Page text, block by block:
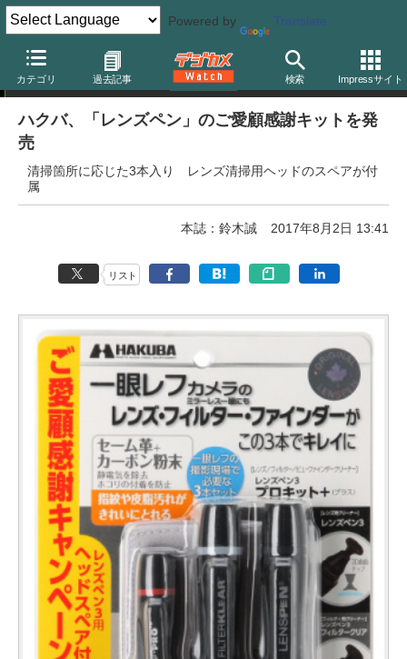
Powered by Translate
カテゴリ 過去記事 検索 Impressサイト
ニュース
ハクバ、「レンズペン」のご愛顧感謝キットを発
売
清掃箇所に応じた3本入り レンズ清掃用ヘッドのスペアが付
属
本誌：鈴木誠 2017年8月2日 13:41
リスト